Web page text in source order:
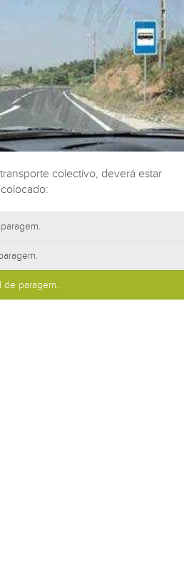
colectivo, deverá estar
colocado:
paragem.